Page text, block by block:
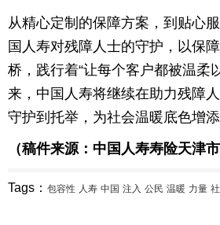
从精心定制的保障方案，到贴心
国人寿对残障人士的守护，以保
桥，践行着“让每个客户都被温柔
来，中国人寿将继续在助力残障
守护到托举，为社会温暖底色增添
（稿件来源：中国人寿寿险天津市
Tags： 包容性 人寿 中国 注入 公民 温暖 力量